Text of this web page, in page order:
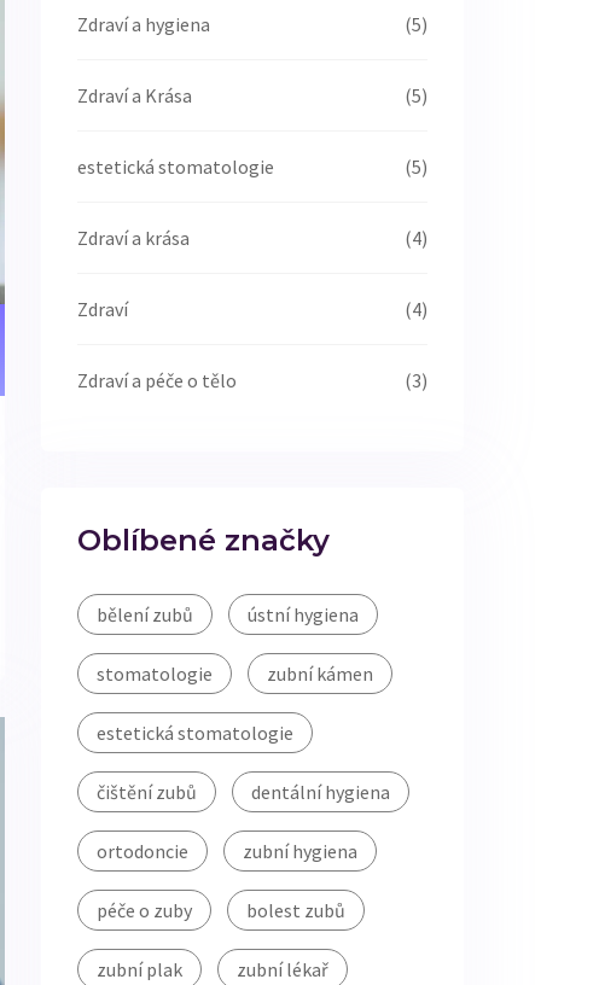
Zdraví a hygiena (5)
Zdraví a Krása (5)
estetická stomatologie (5)
Zdraví a krása (4)
Zdraví (4)
Zdraví a péče o tělo (3)
Oblíbené značky
bělení zubů ústní hygiena
stomatologie zubní kámen
estetická stomatologie
čištění zubů dentální hygiena
ortodoncie zubní hygiena
péče o zuby bolest zubů
zubní plak zubní lékař